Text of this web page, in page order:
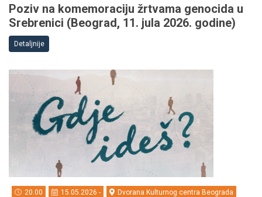
Poziv na komemoraciju žrtvama genocida u
Srebrenici (Beograd, 11. jula 2026. godine)
Detaljnije
20.00 15.05.2026 - Dvorana Kulturnog centra Beograda